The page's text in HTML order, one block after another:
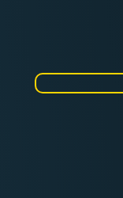
Debonn